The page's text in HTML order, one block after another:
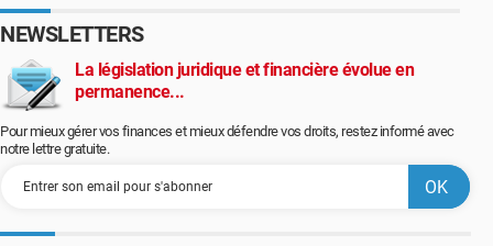
NEWSLETTERS
La législation juridique et financière évolue en
permanence...
Pour mieux gérer vos finances et mieux défendre vos droits, restez informé avec
notre lettre gratuite.